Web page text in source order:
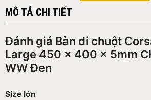
MÔ TẢ CHI TIẾT
Đánh giá Bàn di chuột
Large 450 x 400 x 5mm
WW Đen
Size lớn